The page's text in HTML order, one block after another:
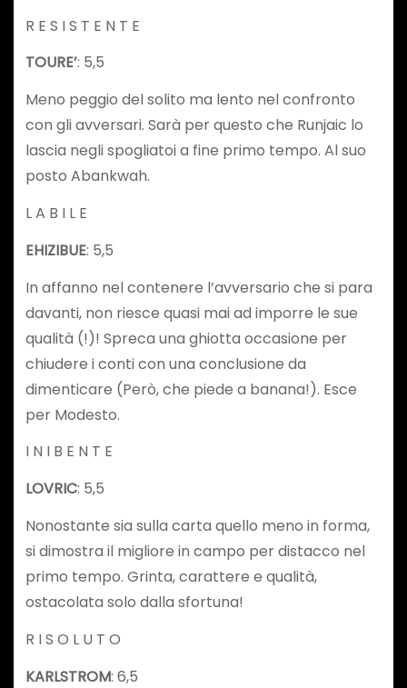
R E S I S T E N T E
TOURE’: 5,5
Meno peggio del solito ma lento nel confronto
con gli avversari. Sarà per questo che Runjaic lo
lascia negli spogliatoi a fine primo tempo. Al suo
posto Abankwah.
L A B I L E
EHIZIBUE: 5,5
In affanno nel contenere l’avversario che si para
davanti, non riesce quasi mai ad imporre le sue
qualità (!)! Spreca una ghiotta occasione per
chiudere i conti con una conclusione da
dimenticare (Però, che piede a banana!). Esce
per Modesto.
I N I B E N T E
LOVRIC: 5,5
Nonostante sia sulla carta quello meno in forma,
si dimostra il migliore in campo per distacco nel
primo tempo. Grinta, carattere e qualità,
ostacolata solo dalla sfortuna!
R I S O L U T O
KARLSTROM: 6,5